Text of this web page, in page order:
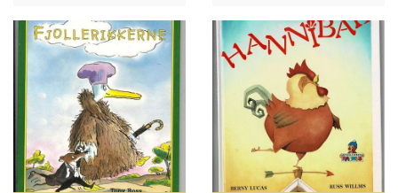
SPECIELLE DANSKE PIXI
PIXIBOG MALE- OG
AKTIVTETSBØGER